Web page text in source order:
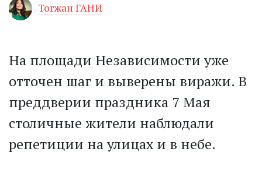
Тогжан ГАНИ
На площади Независимости уже
отточен шаг и выверены виражи. В
преддверии праздника 7 Мая
столичные жители наблюдали
репетиции на улицах и в небе.